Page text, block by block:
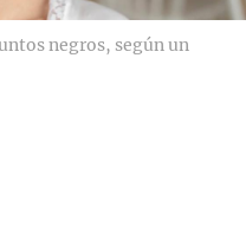
negros, según un